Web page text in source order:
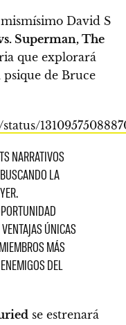
David S
Superman, The
que explorará
psique de Bruce
NARRATIVOS
LA
ÚNICAS
MÁS
DEL
se estrenará